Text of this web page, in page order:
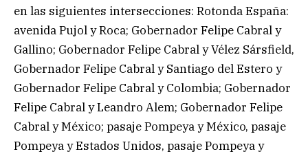
en las siguientes intersecciones: Rotonda España:
avenida Pujol y Roca; Gobernador Felipe Cabral y
Gallino; Gobernador Felipe Cabral y Vélez Sársfield,
Gobernador Felipe Cabral y Santiago del Estero y
Gobernador Felipe Cabral y Colombia; Gobernador
Felipe Cabral y Leandro Alem; Gobernador Felipe
Cabral y México; pasaje Pompeya y México, pasaje
Pompeya y Estados Unidos, pasaje Pompeya y